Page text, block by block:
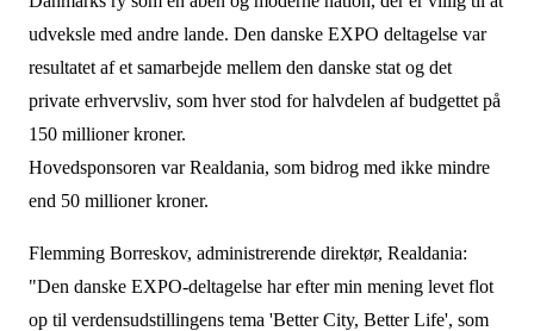
udveksle med andre lande. Den danske EXPO deltagelse var
resultatet af et samarbejde mellem den danske stat og det
private erhvervsliv, som hver stod for halvdelen af budgettet på
150 millioner kroner.
Hovedsponsoren var Realdania, som bidrog med ikke mindre
end 50 millioner kroner.
Flemming Borreskov, administrerende direktør, Realdania:
"Den danske EXPO-deltagelse har efter min mening levet flot
op til verdensudstillingens tema 'Better City, Better Life', som